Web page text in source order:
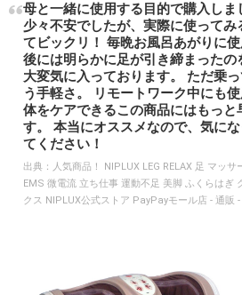
母と一緒に使用する目的で購入し
少々不安でしたが、実際に使って
てビックリ！ 毎晩お風呂あがりに
後には明らかに足が引き締まったの
大変気に入っております。 ただ乗
う手軽さ。 リモートワーク中にも
体をケアできるこの商品にはもっ
す。 本当にオススメなので、気に
てください！
出典： 人気商品！ NIPLUX LEG RELAX 足 マッ
EMS 微電流 立ち仕事 運動不足 美脚 ふくらはぎ
クス NIPLUX公式ストア PayPayモール店 - 通販